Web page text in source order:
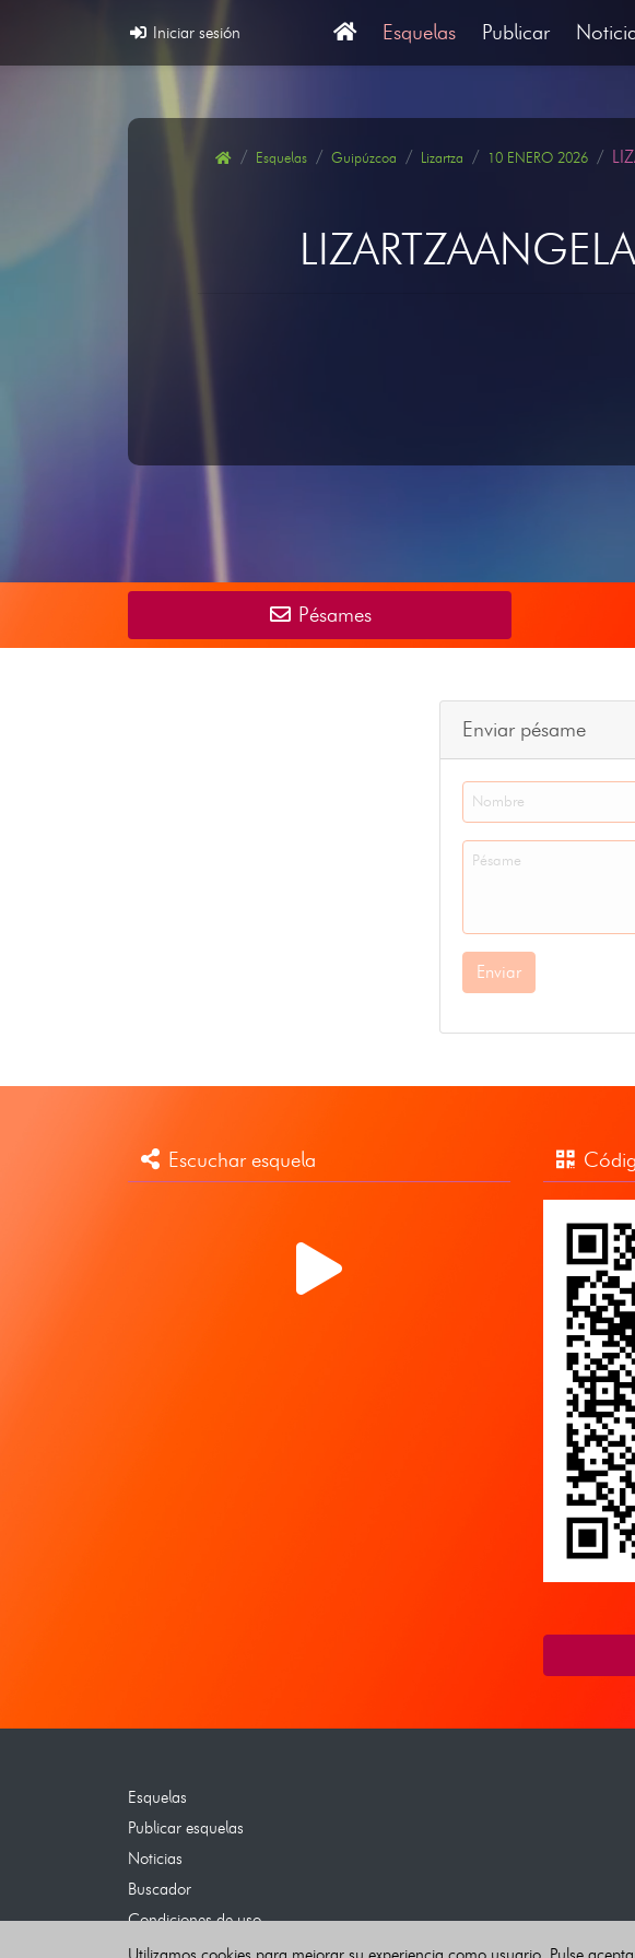
Iniciar sesión Esquelas Publicar
Esquelas Guipúzcoa Lizartza 10 ENERO 2026
Pésames
Enviar pésame
Enviar
Escuchar esquela
Esquelas
Publicar esquelas
Noticias
Buscador
Condiciones de uso
Contacto